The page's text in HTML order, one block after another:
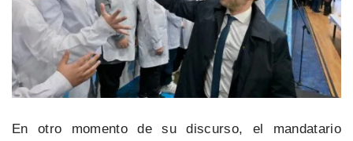
En otro momento de su discurso, el mandatario